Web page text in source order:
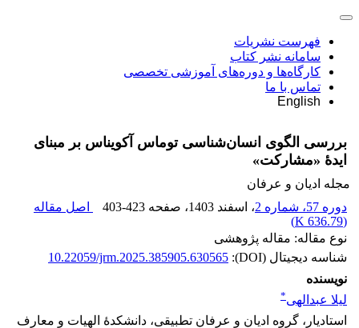
فهرست نشریات
سامانه نشر کتاب
کارگاه‌ها و دوره‌های آموزشی تخصصی
تماس با ما
English
بررسی الگوی انسان‌شناسی توماس آکویناس بر مبنای
ایدۀ «مشارکت»‏
مجله ادیان و عرفان
دوره 57، شماره 2
، اسفند 1403 ، صفحه 403-423
اصل مقاله
(
636.79 K
)
نوع مقاله: مقاله پژوهشی
شناسه دیجیتال (DOI):
10.22059/jrm.2025.385905.630565
نویسنده
لیلا عبدالهی*
استادیار، گروه ادیان و عرفان تطبیقی، دانشکدۀ الهیات و معارف